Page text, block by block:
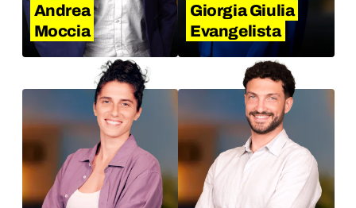
Andrea
Moccia
Giorgia Giulia
Evangelista